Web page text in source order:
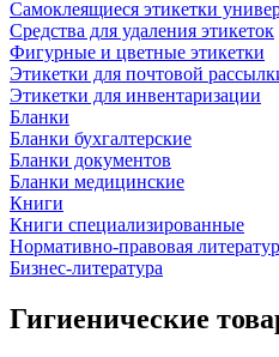
Самоклеящиеся этикетки
Средства для удаления этикеток
Фигурные и цветные этикетки
Этикетки для почтовой
Этикетки для инвентаризации
Бланки
Бланки бухгалтерские
Бланки документов
Бланки медицинские
Книги
Книги специализированные
Нормативно-правовая
Бизнес-литература
Гигиенические